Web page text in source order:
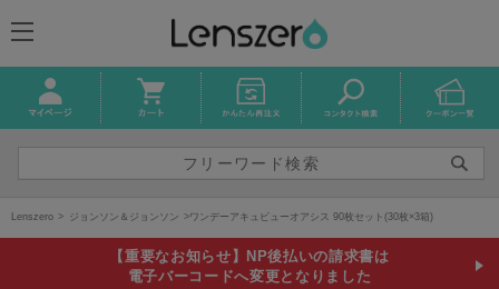
Lenszero ジョンソン＆ジョンソン ワンデーアキュビューオアシス 90枚セット(30枚×3箱)
【重要なお知らせ】NP後払いの請求書は
電子バーコードへ変更となりました